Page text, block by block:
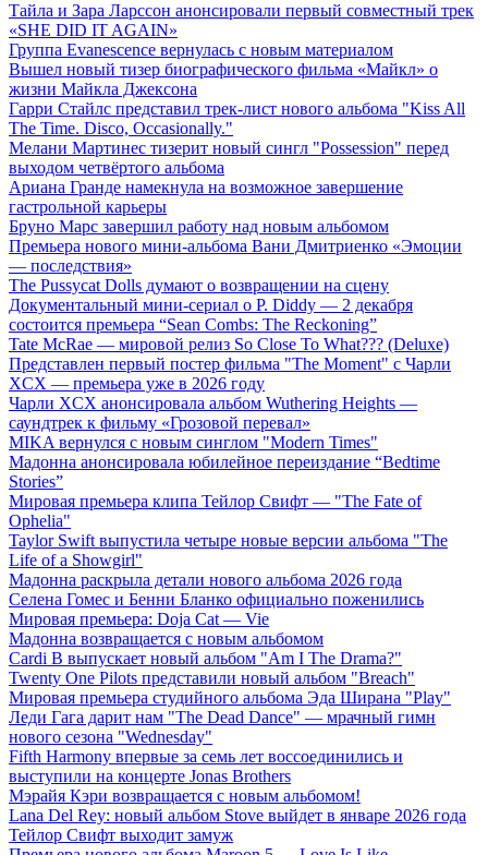
Тайла и Зара Ларссон анонсировали первый совместный трек
«SHE DID IT AGAIN»
Группа Evanescence вернулась с новым материалом
Вышел новый тизер биографического фильма «Майкл» о
жизни Майкла Джексона
Гарри Стайлс представил трек-лист нового альбома "Kiss All
The Time. Disco, Occasionally."
Мелани Мартинес тизерит новый сингл "Possession" перед
выходом четвёртого альбома
Ариана Гранде намекнула на возможное завершение
гастрольной карьеры
Бруно Марс завершил работу над новым альбомом
Премьера нового мини-альбома Вани Дмитриенко «Эмоции
— последствия»
The Pussycat Dolls думают о возвращении на сцену
Документальный мини-сериал о P. Diddy — 2 декабря
состоится премьера “Sean Combs: The Reckoning”
Tate McRae — мировой релиз So Close To What??? (Deluxe)
Представлен первый постер фильма "The Moment" с Чарли
XCX — премьера уже в 2026 году
Чарли XCX анонсировала альбом Wuthering Heights —
саундтрек к фильму «Грозовой перевал»
MIKA вернулся с новым синглом "Modern Times"
Мадонна анонсировала юбилейное переиздание “Bedtime
Stories”
Мировая премьера клипа Тейлор Свифт — "The Fate of
Ophelia"
Taylor Swift выпустила четыре новые версии альбома "The
Life of a Showgirl"
Мадонна раскрыла детали нового альбома 2026 года
Селена Гомес и Бенни Бланко официально поженились
Мировая премьера: Doja Cat — Vie
Мадонна возвращается с новым альбомом
Cardi B выпускает новый альбом "Am I The Drama?"
Twenty One Pilots представили новый альбом "Breach"
Мировая премьера студийного альбома Эда Ширана "Play"
Леди Гага дарит нам "The Dead Dance" — мрачный гимн
нового сезона "Wednesday"
Fifth Harmony впервые за семь лет воссоединились и
выступили на концерте Jonas Brothers
Мэрайя Кэри возвращается с новым альбомом!
Lana Del Rey: новый альбом Stove выйдет в январе 2026 года
Тейлор Свифт выходит замуж